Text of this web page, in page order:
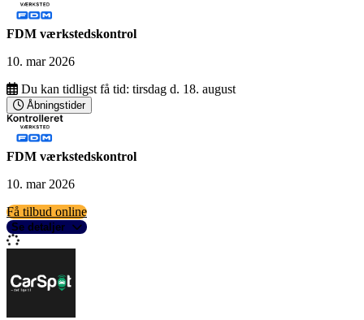
FDM værkstedskontrol
10. mar 2026
Du kan tidligst få tid: tirsdag d. 18. august
Åbningstider
FDM værkstedskontrol
10. mar 2026
Få tilbud online
Se detaljer